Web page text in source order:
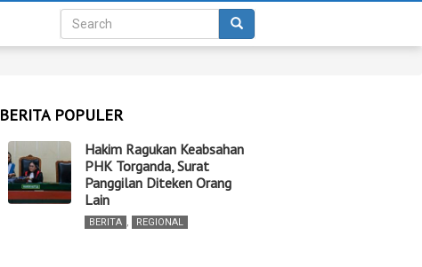
BERITA POPULER
Hakim Ragukan Keabsahan
PHK Torganda, Surat
Panggilan Diteken Orang
Lain
BERITA , REGIONAL